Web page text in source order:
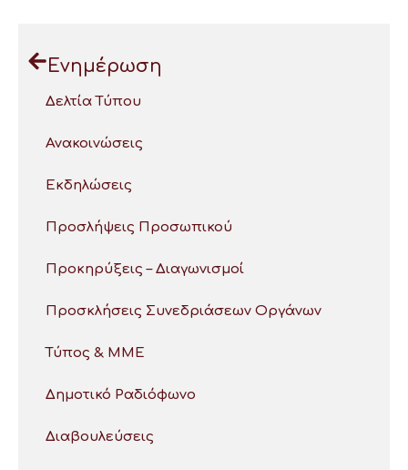
Ενημέρωση
Δελτία Τύπου
Ανακοινώσεις
Εκδηλώσεις
Προσλήψεις Προσωπικού
Προκηρύξεις – Διαγωνισμοί
Προσκλήσεις Συνεδριάσεων Οργάνων
Τύπος & ΜΜΕ
Δημοτικό Ραδιόφωνο
Διαβουλεύσεις